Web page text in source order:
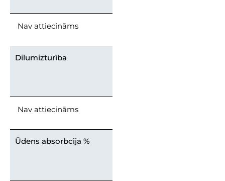
Nav attiecināms
Dilumizturība
Nav attiecināms
Ūdens absorbcija %